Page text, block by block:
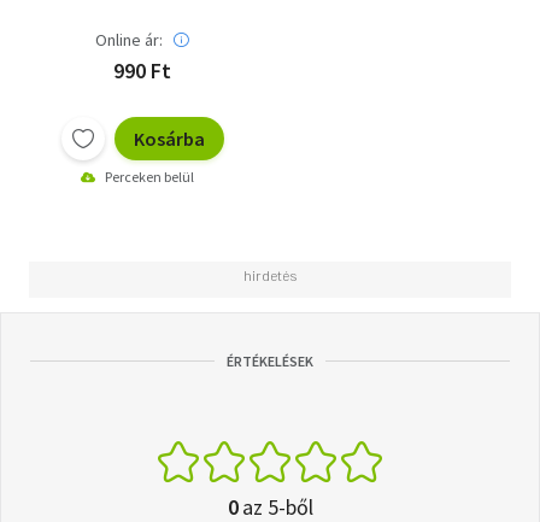
Online ár:
990 Ft
Kosárba
Perceken belül
ÉRTÉKELÉSEK
0az 5-ből